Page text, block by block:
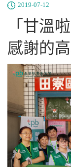
2019-07-12
「甘溫
感謝的